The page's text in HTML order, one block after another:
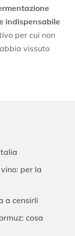
indispensabile
per cui non
vissuto
per la
a censirli
cosa